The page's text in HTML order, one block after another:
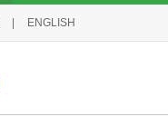
ENGLISH